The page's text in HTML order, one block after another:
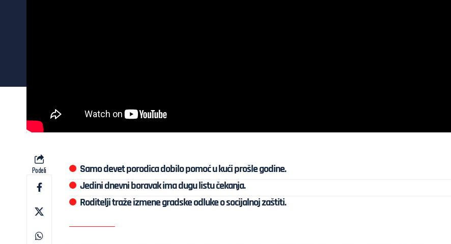
Podeli
Samo devet porodica dobilo pomoć u kući prošle godine.
Jedini dnevni boravak ima dugu listu čekanja.
Roditelji traže izmene gradske odluke o socijalnoj zaštiti.